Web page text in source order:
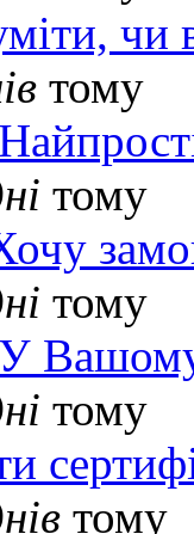
чи
тому
тому
тому
Вашому
тому
тому